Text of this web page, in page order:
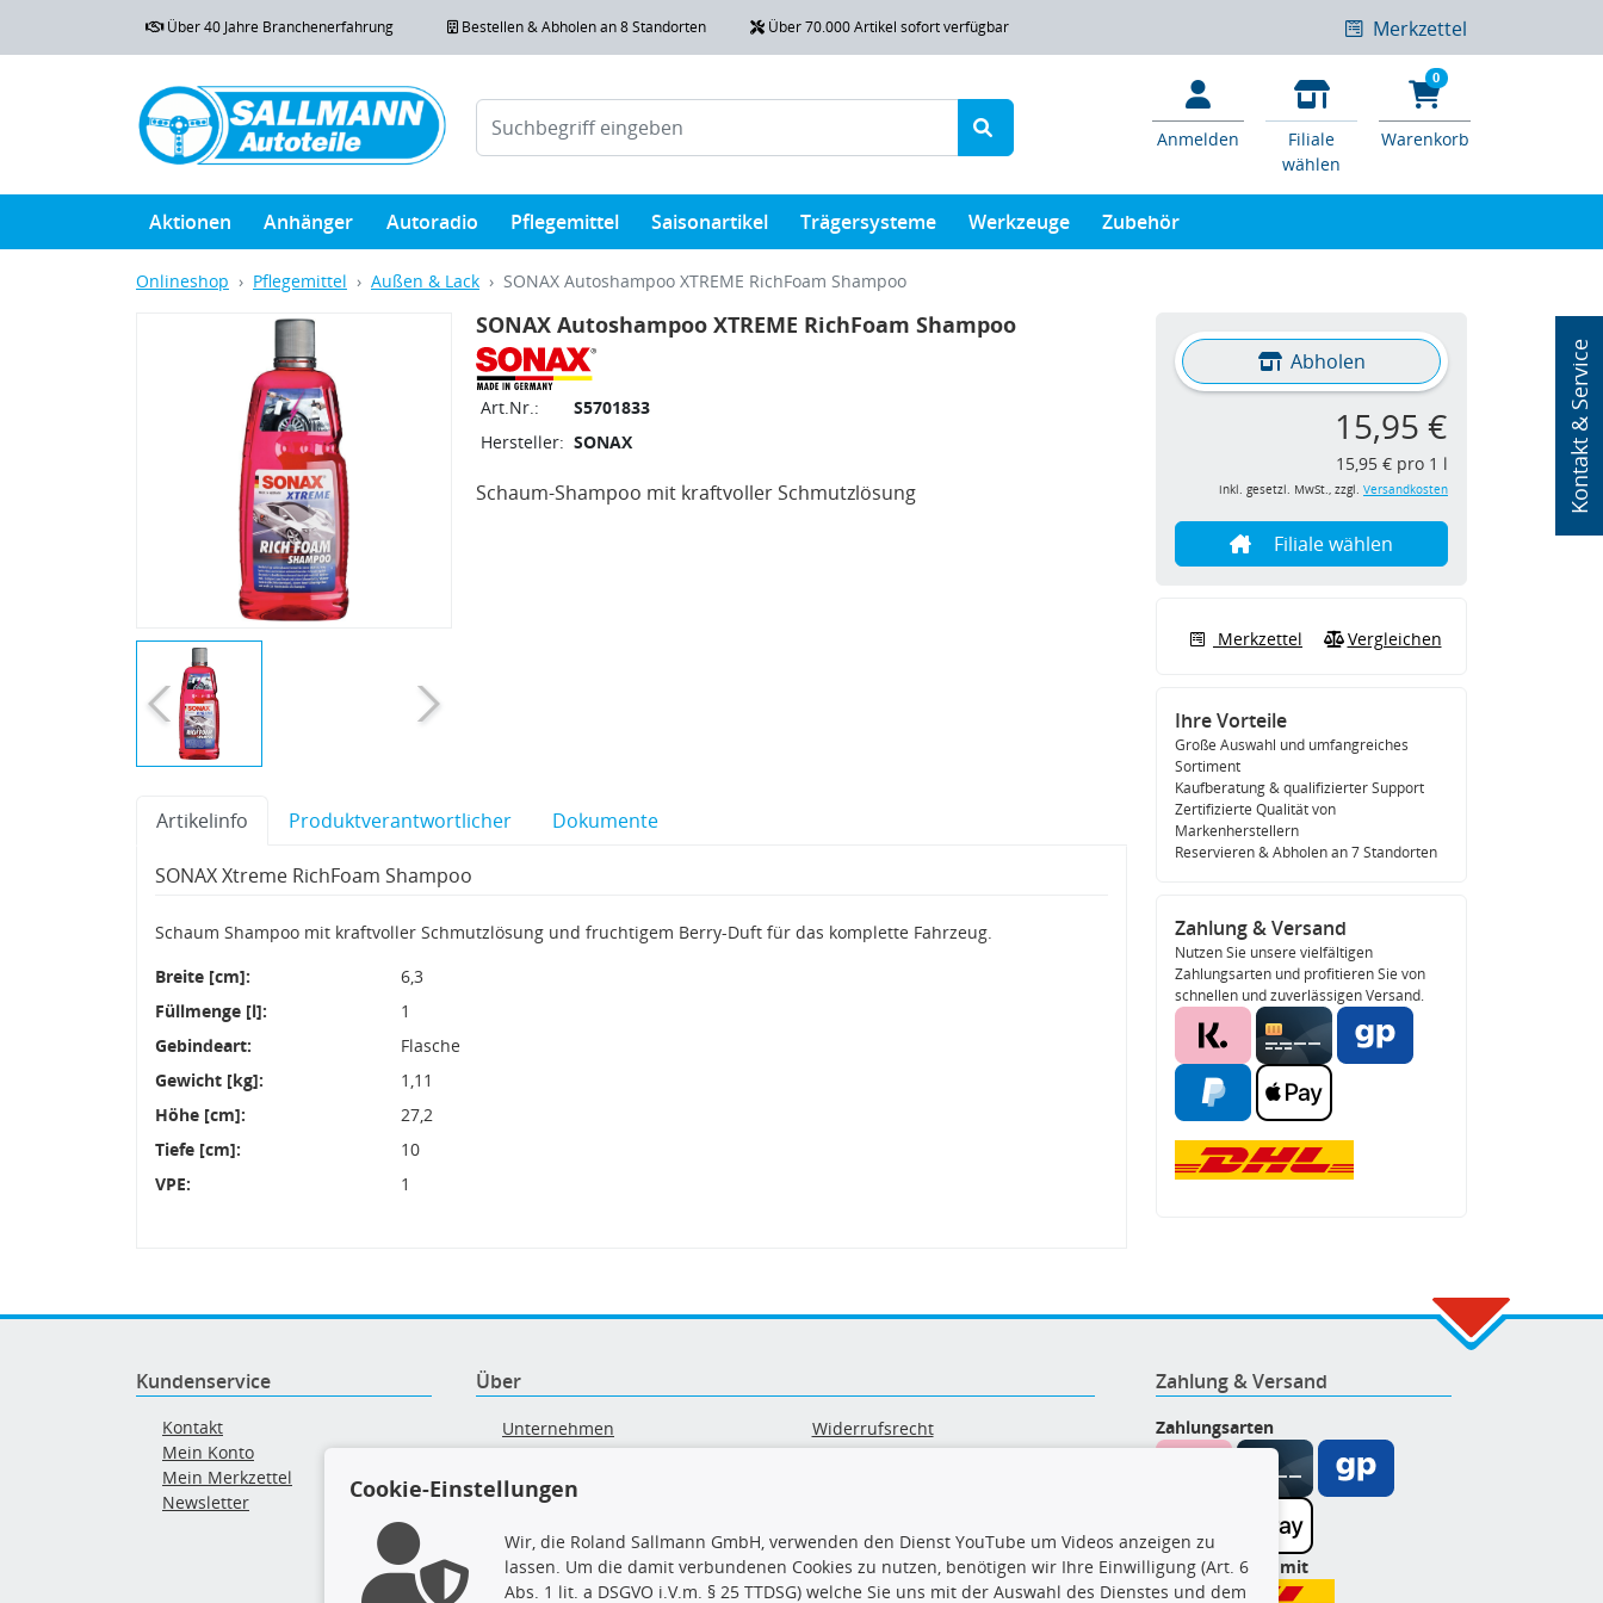
Kontakt & Service
Über 40 Jahre Branchenerfahrung Bestellen & Abholen an 8 Standorten Über 70.000 Artikel sofort verfügbar Merkzettel
Anmelden
Filiale
wählen
0
Warenkorb
Aktionen Anhänger Autoradio Pflegemittel Saisonartikel Trägersysteme Werkzeuge Zubehör
Onlineshop Pflegemittel Außen & Lack SONAX Autoshampoo XTREME RichFoam Shampoo
SONAX Autoshampoo XTREME RichFoam Shampoo
Art.Nr.:
S5701833
Hersteller: SONAX
Schaum-Shampoo mit kraftvoller Schmutzlösung
Artikelinfo Produktverantwortlicher Dokumente
SONAX Xtreme RichFoam Shampoo
Schaum Shampoo mit kraftvoller Schmutzlösung und fruchtigem Berry-Duft für das komplette Fahrzeug.
Breite [cm]:
6,3
Füllmenge [l]:
1
Gebindeart:
Flasche
Gewicht [kg]:
1,11
Höhe [cm]:
27,2
Tiefe [cm]:
10
VPE:
1
Abholen
15,95 €
15,95 € pro 1 l
inkl. gesetzl. MwSt., zzgl. Versandkosten
Filiale wählen
Merkzettel Vergleichen
Ihre Vorteile
Große Auswahl und umfangreiches
Sortiment
Kaufberatung & qualifizierter Support
Zertifizierte Qualität von
Markenherstellern
Reservieren & Abholen an 7 Standorten
Zahlung & Versand
Nutzen Sie unsere vielfältigen
Zahlungsarten und profitieren Sie von
schnellen und zuverlässigen Versand.
Kundenservice
Kontakt
Mein Konto
Mein Merkzettel
Newsletter
Über
Unternehmen
Versand & Zahlung
Widerrufsrecht
Barrierefreiheitserklärung
Zahlung & Versand
Zahlungsarten
Wir versenden mit
Cookie-Einstellungen
Wir, die Roland Sallmann GmbH, verwenden den Dienst YouTube um Videos anzeigen zu
lassen. Um die damit verbundenen Cookies zu nutzen, benötigen wir Ihre Einwilligung (Art. 6
Abs. 1 lit. a DSGVO i.V.m. § 25 TTDSG) welche Sie uns mit der Auswahl des Dienstes und dem